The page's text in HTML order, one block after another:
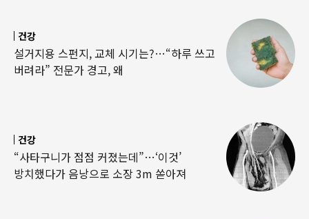
건강
설거지용 스펀지, 교체 시기는?…“하루 쓰고
버려라” 전문가 경고, 왜
건강
“사타구니가 점점 커졌는데”…‘이것’
방치했다가 음낭으로 소장 3m 쏟아져